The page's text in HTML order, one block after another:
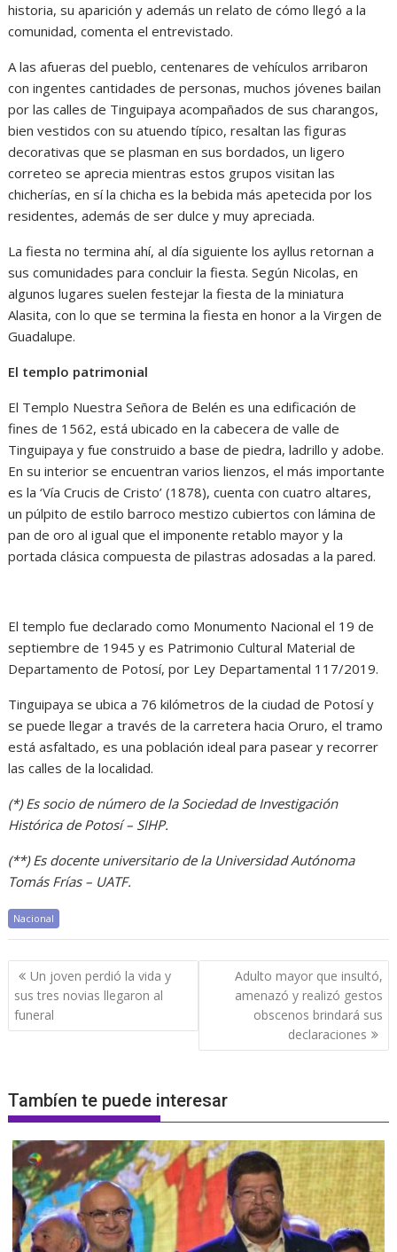
historia, su aparición y además un relato de cómo llegó a la
comunidad, comenta el entrevistado.
A las afueras del pueblo, centenares de vehículos arribaron
con ingentes cantidades de personas, muchos jóvenes bailan
por las calles de Tinguipaya acompañados de sus charangos,
bien vestidos con su atuendo típico, resaltan las figuras
decorativas que se plasman en sus bordados, un ligero
correteo se aprecia mientras estos grupos visitan las
chicherías, en sí la chicha es la bebida más apetecida por los
residentes, además de ser dulce y muy apreciada.
La fiesta no termina ahí, al día siguiente los ayllus retornan a
sus comunidades para concluir la fiesta. Según Nicolas, en
algunos lugares suelen festejar la fiesta de la miniatura
Alasita, con lo que se termina la fiesta en honor a la Virgen de
Guadalupe.
El templo patrimonial
El Templo Nuestra Señora de Belén es una edificación de
fines de 1562, está ubicado en la cabecera de valle de
Tinguipaya y fue construido a base de piedra, ladrillo y adobe.
En su interior se encuentran varios lienzos, el más importante
es la ‘Vía Crucis de Cristo’ (1878), cuenta con cuatro altares,
un púlpito de estilo barroco mestizo cubiertos con lámina de
pan de oro al igual que el imponente retablo mayor y la
portada clásica compuesta de pilastras adosadas a la pared.
El templo fue declarado como Monumento Nacional el 19 de
septiembre de 1945 y es Patrimonio Cultural Material de
Departamento de Potosí, por Ley Departamental 117/2019.
Tinguipaya se ubica a 76 kilómetros de la ciudad de Potosí y
se puede llegar a través de la carretera hacia Oruro, el tramo
está asfaltado, es una población ideal para pasear y recorrer
las calles de la localidad.
(*) Es socio de número de la Sociedad de Investigación
Histórica de Potosí – SIHP.
(**) Es docente universitario de la Universidad Autónoma
Tomás Frías – UATF.
Nacional
Navegación
de
entradas
Un joven perdió la vida y
sus tres novias llegaron al
funeral
Adulto mayor que insultó,
amenazó y realizó gestos
obscenos brindará sus
declaraciones
Tambíen te puede interesar